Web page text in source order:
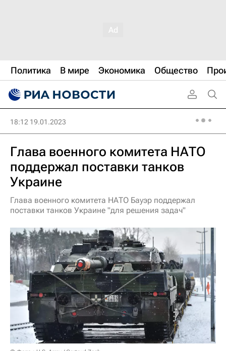
Политика В мире Экономика Общество
18:12 19.01.2023
Глава военного комитета НАТО
поддержал поставки танков
Украине
Глава военного комитета НАТО Бауэр поддержал
поставки танков Украине "для решения задач"